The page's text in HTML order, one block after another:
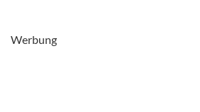
Werbung